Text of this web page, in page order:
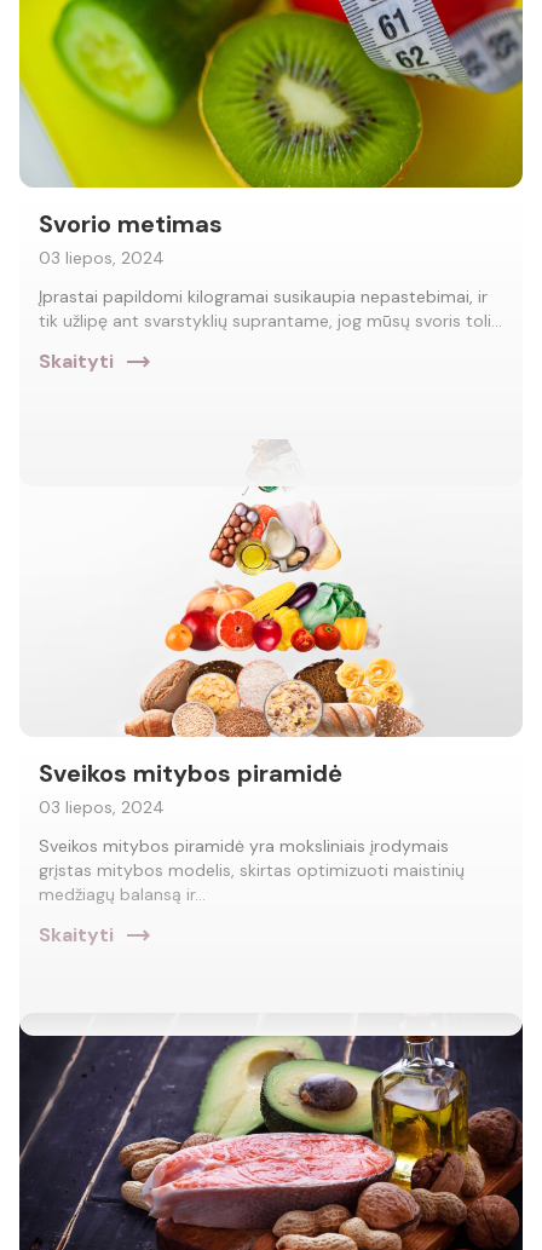
Svorio metimas
03 liepos, 2024
Įprastai papildomi kilogramai susikaupia nepastebimai, ir
tik užlipę ant svarstyklių suprantame, jog mūsų svoris toli…
Skaityti trending_flat
Sveikos mitybos piramidė
03 liepos, 2024
Sveikos mitybos piramidė yra moksliniais įrodymais
grįstas mitybos modelis, skirtas optimizuoti maistinių
medžiagų balansą ir…
Skaityti trending_flat